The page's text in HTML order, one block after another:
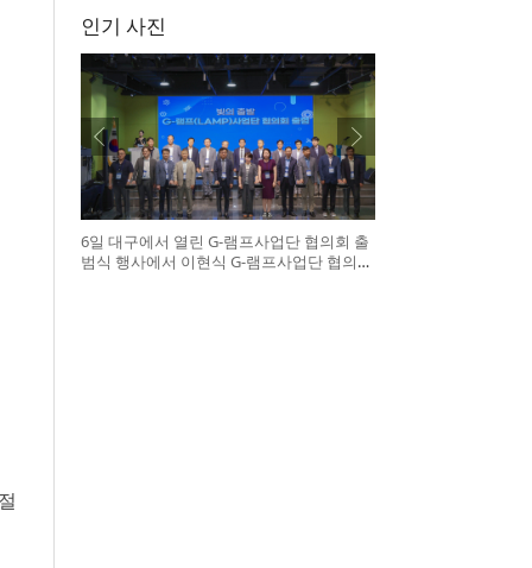
인기 사진
6일 대구에서 열린 G-램프사업단 협의회 출
범식 행사에서 이현식 G-램프사업단 협의회